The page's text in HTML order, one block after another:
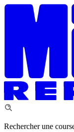
Rechercher une